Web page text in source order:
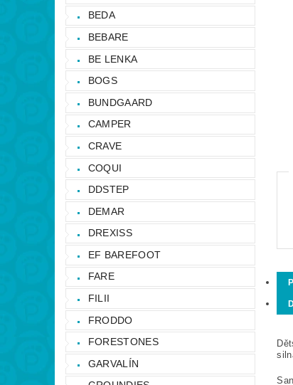
BEDA
BEBARE
BE LENKA
BOGS
BUNDGAARD
CAMPER
CRAVE
COQUI
DDSTEP
DEMAR
DREXISS
EF BAREFOOT
FARE
FILII
FRODDO
FORESTONES
GARVALÍN